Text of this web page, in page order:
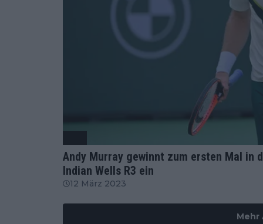
Andy Murray gewinnt zum ersten Mal in
Indian Wells R3 ein
12 März 2023
Mehr